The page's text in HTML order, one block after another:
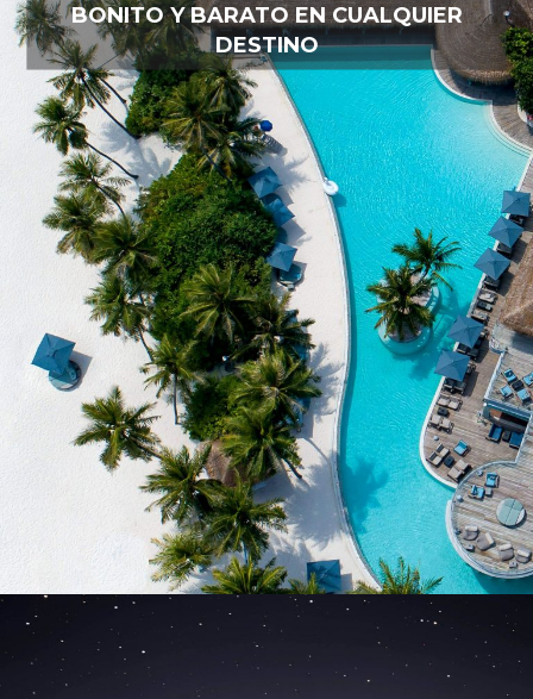
BONITO Y BARATO EN CUALQUIER
DESTINO